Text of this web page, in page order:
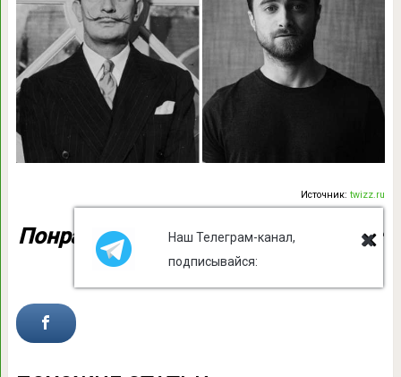
Источник:twizz.ru
Понравилась статья? Поделитесь с
друзьями на Facebook:
Наш Телеграм-канал,
подписывайся: